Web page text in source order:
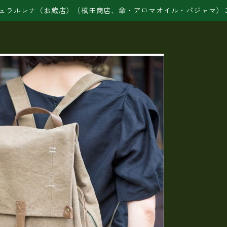
ラルレナ（お蔵店）（槙田商店、傘・アロマオイル・パジャマ）